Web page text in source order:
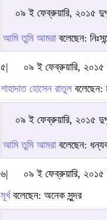
০৯ ই ফেব্রুয়ারি, ২০১৫
আমি তুমি আমরাবলেছেন:
৫|
০৯ ই ফেব্রুয়ারি,
শাহাদাত হোসেন রাতুল বলেছেন:
০৯ ই ফেব্রুয়ারি, ২০১৫
আমি তুমি আমরাবলেছেন:
৬|
০৯ ই ফেব্রুয়ারি,
মূর্খবলেছেন: অনেক সুন্দর